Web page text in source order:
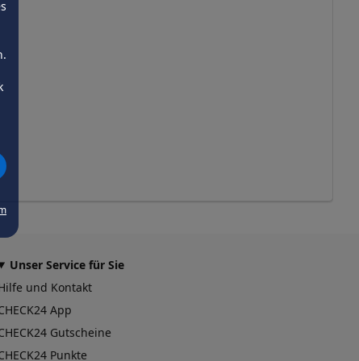
Unser Service für Sie
und Kontakt
App
Gutscheine
Punkte